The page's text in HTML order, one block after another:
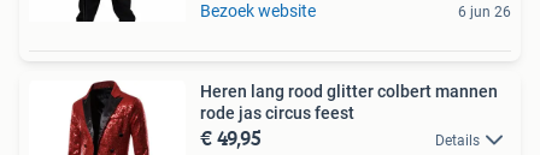
Bezoek website 6 jun 26
Heren lang rood glitter colbert mannen
rode jas circus feest
€ 49,95 Details